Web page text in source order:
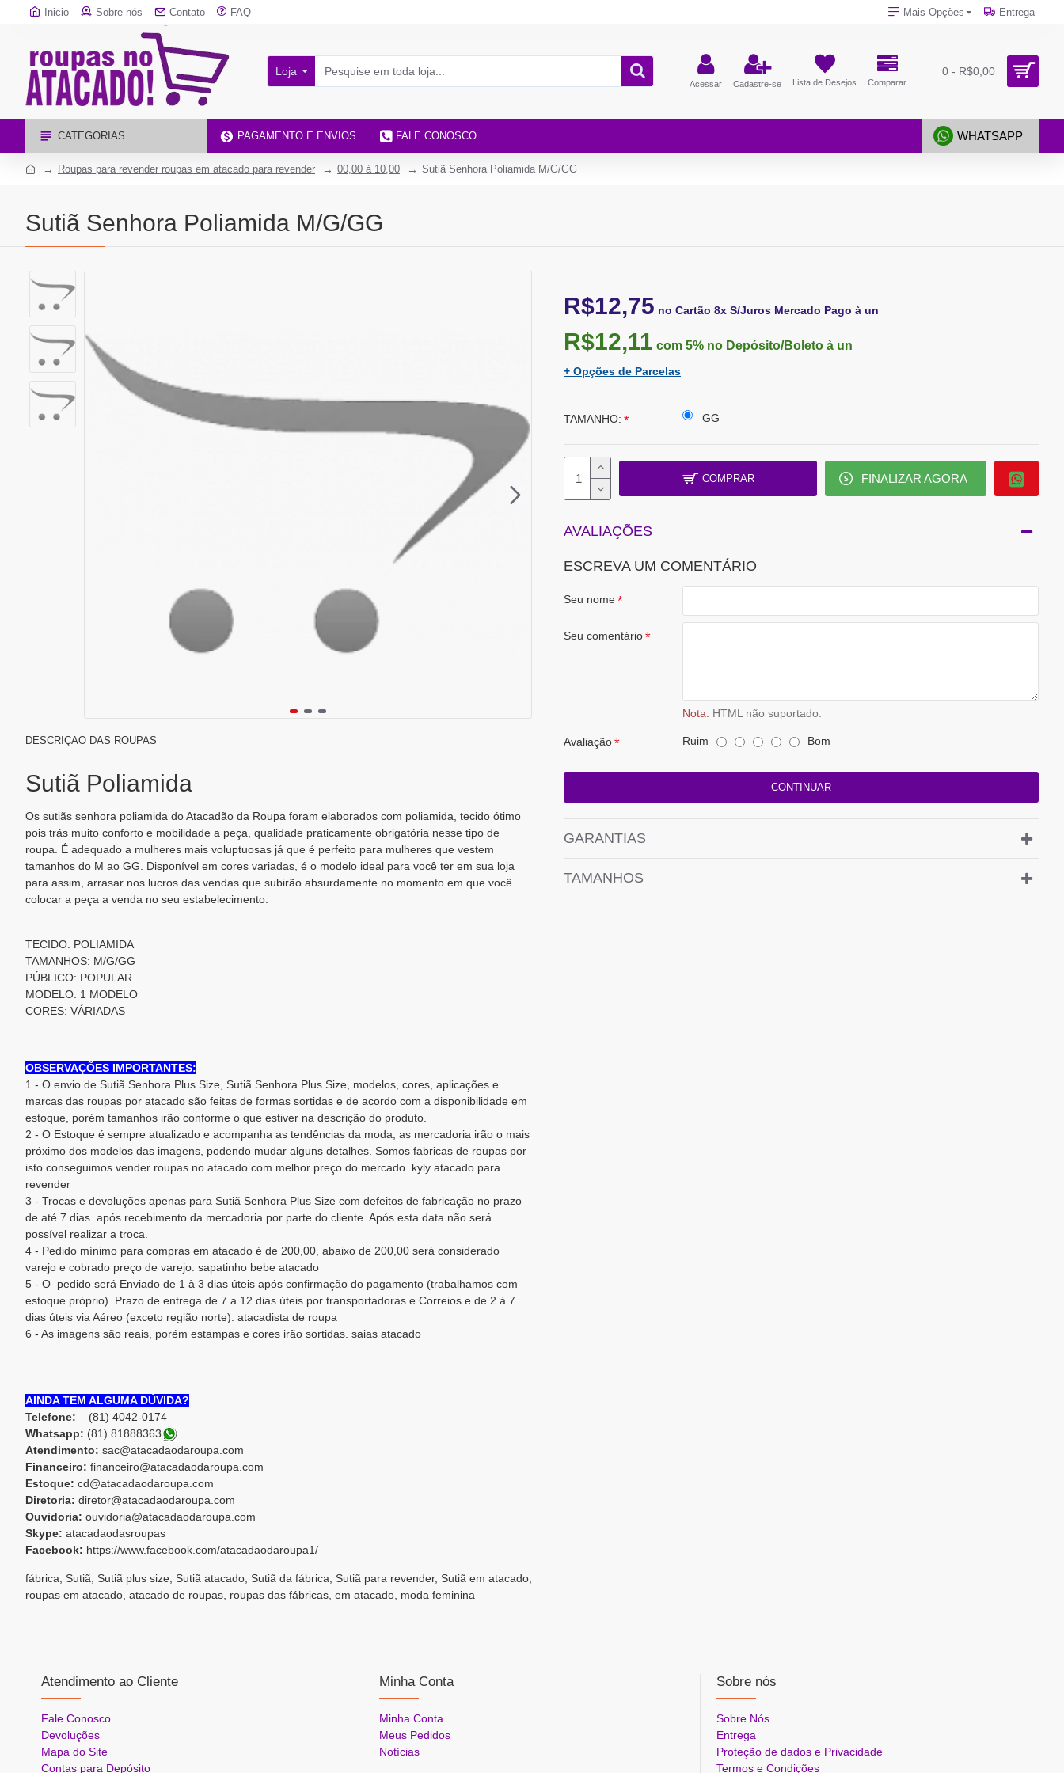
Inicio Sobre nós Contato FAQ Mais Opções Entrega
Loja
Acessar Cadastre-se Lista de Desejos Comparar
0 - R$0,00
CATEGORIAS PAGAMENTO E ENVIOS FALE CONOSCO WHATSAPP
Roupas para revender roupas em atacado para revender 00,00 à 10,00 Sutiã Senhora Poliamida M/G/GG
Sutiã Senhora Poliamida M/G/GG
DESCRIÇÃO DAS ROUPAS
Sutiã Poliamida
Os sutiãs senhora poliamida do Atacadão da Roupa foram elaborados com poliamida, tecido ótimo
pois trás muito conforto e mobilidade a peça, qualidade praticamente obrigatória nesse tipo de
roupa. É adequado a mulheres mais voluptuosas já que é perfeito para mulheres que vestem
tamanhos do M ao GG. Disponível em cores variadas, é o modelo ideal para você ter em sua loja
para assim, arrasar nos lucros das vendas que subirão absurdamente no momento em que você
colocar a peça a venda no seu estabelecimento.
TECIDO: POLIAMIDA
TAMANHOS: M/G/GG
PÚBLICO: POPULAR
MODELO: 1 MODELO
CORES: VÁRIADAS
OBSERVAÇÕES IMPORTANTES:
1 - O envio de Sutiã Senhora Plus Size, Sutiã Senhora Plus Size, modelos, cores, aplicações e
marcas das roupas por atacado são feitas de formas sortidas e de acordo com a disponibilidade em
estoque, porém tamanhos irão conforme o que estiver na descrição do produto.
2 - O Estoque é sempre atualizado e acompanha as tendências da moda, as mercadoria irão o mais
próximo dos modelos das imagens, podendo mudar alguns detalhes. Somos fabricas de roupas por
isto conseguimos vender roupas no atacado com melhor preço do mercado. kyly atacado para
revender
3 - Trocas e devoluções apenas para Sutiã Senhora Plus Size com defeitos de fabricação no prazo
de até 7 dias. após recebimento da mercadoria por parte do cliente. Após esta data não será
possível realizar a troca.
4 - Pedido mínimo para compras em atacado é de 200,00, abaixo de 200,00 será considerado
varejo e cobrado preço de varejo. sapatinho bebe atacado
5 - O pedido será Enviado de 1 à 3 dias úteis após confirmação do pagamento (trabalhamos com
estoque próprio). Prazo de entrega de 7 a 12 dias úteis por transportadoras e Correios e de 2 à 7
dias úteis via Aéreo (exceto região norte). atacadista de roupa
6 - As imagens são reais, porém estampas e cores irão sortidas. saias atacado
AINDA TEM ALGUMA DÚVIDA?
Telefone: (81) 4042-0174
Whatsapp: (81) 81888363
Atendimento: sac@atacadaodaroupa.com
Financeiro: financeiro@atacadaodaroupa.com
Estoque: cd@atacadaodaroupa.com
Diretoria: diretor@atacadaodaroupa.com
Ouvidoria: ouvidoria@atacadaodaroupa.com
Skype: atacadaodasroupas
Facebook: https://www.facebook.com/atacadaodaroupa1/
fábrica, Sutiã, Sutiã plus size, Sutiã atacado, Sutiã da fábrica, Sutiã para revender, Sutiã em atacado,
roupas em atacado, atacado de roupas, roupas das fábricas, em atacado, moda feminina
R$12,75 no Cartão 8x S/Juros Mercado Pago à un
R$12,11 com 5% no Depósito/Boleto à un
+ Opções de Parcelas
TAMANHO: GG
COMPRAR FINALIZAR AGORA
AVALIAÇÕES
ESCREVA UM COMENTÁRIO
Seu nome
Seu comentário
Nota: HTML não suportado.
Avaliação Ruim Bom
CONTINUAR
GARANTIAS
TAMANHOS
Atendimento ao Cliente
Fale Conosco
Devoluções
Mapa do Site
Contas para Depósito
Minha Conta
Minha Conta
Meus Pedidos
Notícias
Sobre nós
Sobre Nós
Entrega
Proteção de dados e Privacidade
Termos e Condições